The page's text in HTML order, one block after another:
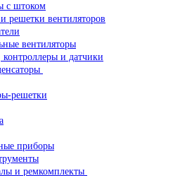
с штоком
решетки вентиляторов
вентиляторы
и датчики
решетки
приборы
и ремкомплекты